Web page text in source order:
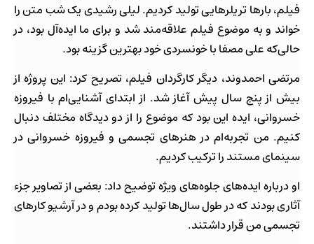
فیلم، بارها تریلرهایی تولید کردیم. لیلی رشیدی یک شب متن را
خواند و به موضوع فیلم علاقه‌مند شد و برای ما ایده‌آل بود، در
حالی‌که علی مصفا با خونسردی خود بهترین گزینه بود.
مرتضی احمدوند، دیگر کارگردان فیلم، تصریح کرد: این پروژه از
بیش از پنج سال پیش آغاز شد. از ابتدای آشنایی‌ام با فیروزه
خسروانی، ایده این بود که موضوع را از دو دیدگاه مختلف دنبال
کنیم. من تجربه‌ام در هنرهای تجسمی و فیروزه خسروانی در
سینمای مستند را ترکیب کردیم.
او درباره ایده‌های جلوه‌های ویژه توضیح داد: بعضی از تصاویر جزء
آثاری بودند که در طول سال‌ها تولید کرده بودم و در آرشیو کارهای
تجسمی من قرار داشتند.